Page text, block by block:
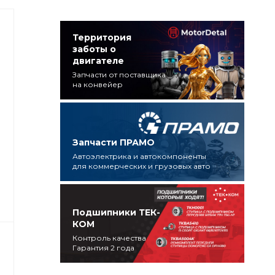
Территория
заботы о
двигателе
Запчасти от поставщика
на конвейер
Запчасти ПРАМО
Автоэлектрика и автокомпоненты
для коммерческих и грузовых авто
Подшипники ТЕК-
КОМ
Контроль качества
Гарантия 2 года